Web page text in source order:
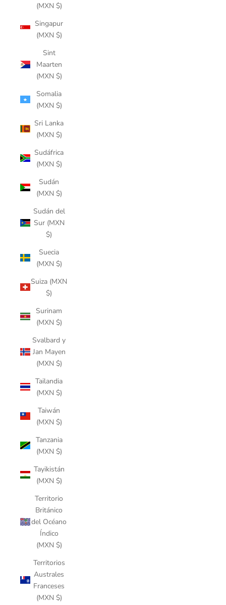
(MXN $)
Singapur
(MXN $)
Sint
Maarten
(MXN $)
Somalia
(MXN $)
Sri Lanka
(MXN $)
Sudáfrica
(MXN $)
Sudán
(MXN $)
Sudán del
Sur (MXN
$)
Suecia
(MXN $)
Suiza (MXN
$)
Surinam
(MXN $)
Svalbard y
Jan Mayen
(MXN $)
Tailandia
(MXN $)
Taiwán
(MXN $)
Tanzania
(MXN $)
Tayikistán
(MXN $)
Territorio
Británico
del Océano
Índico
(MXN $)
Territorios
Australes
Franceses
(MXN $)